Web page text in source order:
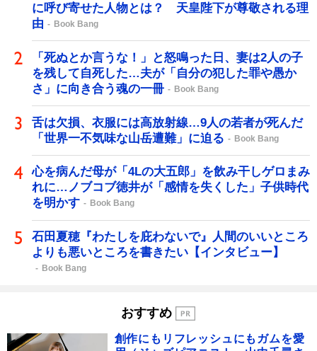
に呼び寄せた人物とは？ 天皇陛下が尊敬される理
由
Book Bang
「死ぬとか言うな！」と怒鳴った日、妻は2人の子
を残して自死した…夫が「自分の犯した罪や愚か
さ」に向き合う魂の一冊
Book Bang
舌は欠損、衣服には高放射線…9人の若者が死んだ
「世界一不気味な山岳遭難」に迫る
Book Bang
心を病んだ母が「4Lの大五郎」を飲み干しゲロまみ
れに…ノブコブ徳井が「感情を失くした」子供時代
を明かす
Book Bang
石田夏穂『わたしを庇わないで』人間のいいところ
よりも悪いところを書きたい【インタビュー】
Book Bang
おすすめ
創作にもリフレッシュにもガムを愛